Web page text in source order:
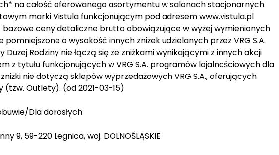
na całość oferowanego asortymentu w salonach stacjonarnych
marki Vistula funkcjonującym pod adresem www.vistula.pl
ceny detaliczne brutto obowiązujące w wyżej wymienionych
o wysokość innych zniżek udzielanych przez VRG S.A.
Dużej Rodziny nie łączą się ze zniżkami wynikającymi z innych akcji
z tytułu funkcjonujących w VRG S.A. programów lojalnościowych dla
nie dotyczą sklepów wyprzedażowych VRG S.A., oferujących
Outlety). (od 2021-03-15)
Dla dorosłych
9, 59-220 Legnica, woj. DOLNOŚLĄSKIE